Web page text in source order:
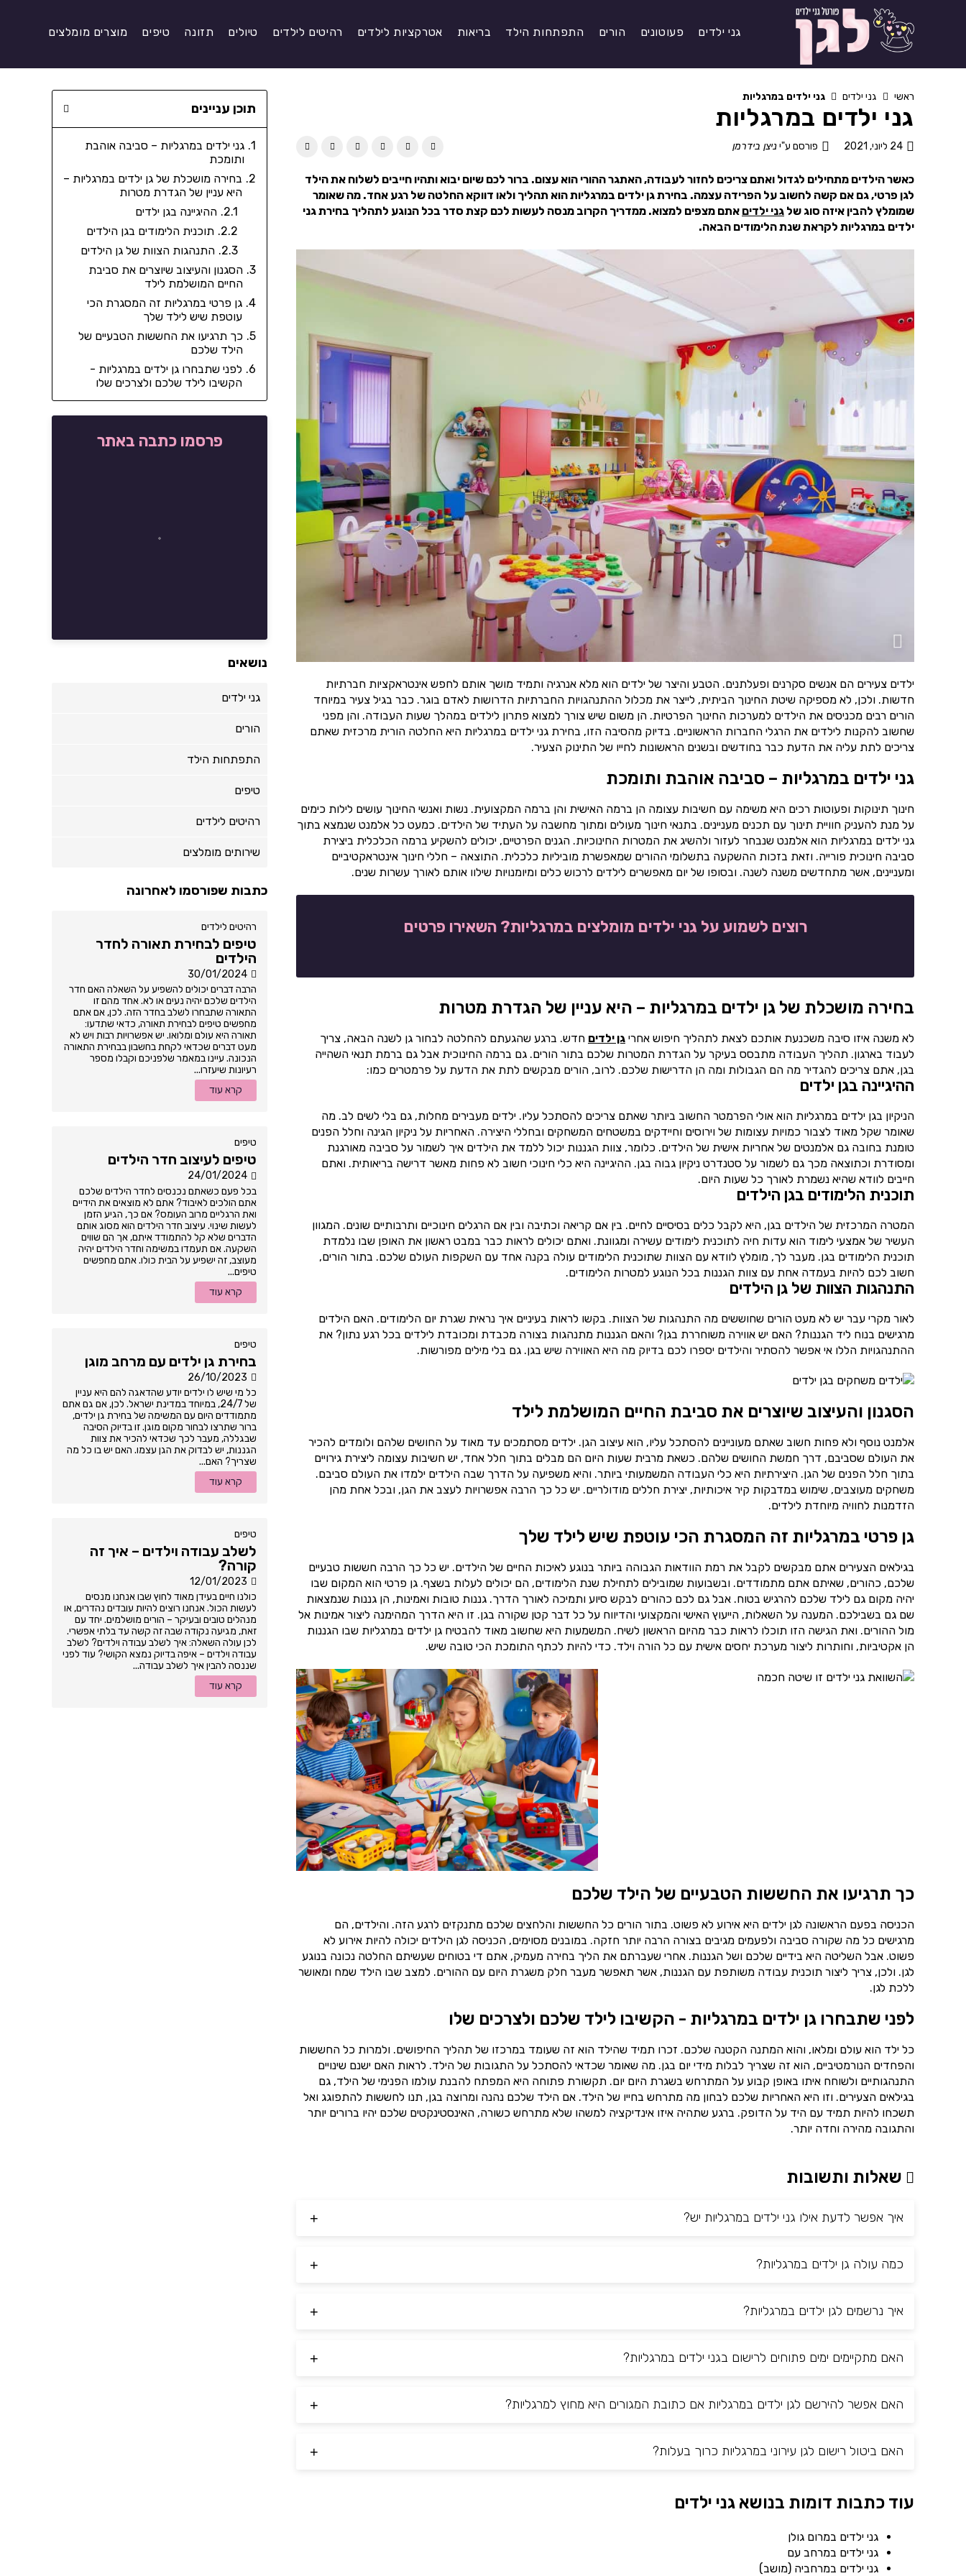
גני ילדים פעוטונים הורים התפתחות הילד בריאות אטרקציות לילדים רהיטים לילדים טיולים תזונה טיפים מוצרים מומלצים
ראשי גני ילדים גני ילדים במרגליות
גני ילדים במרגליות
24 ליוני, 2021 פורסם ע"יניצן בידרמן
כאשר הילדים מתחילים לגדול ואתם צריכים לחזור לעבודה, האתגר ההורי הוא עצום. ברור לכם שיום יבוא ותהיו חייבים לשלוח את הילד
לגן פרטי, גם אם קשה לחשוב על הפרידה עצמה. בחירת גן ילדים במרגליות הוא תהליך ולאו דווקא החלטה של רגע אחד. מה שאומר
שמומלץ להבין איזה סוג של גני ילדים אתם מצפים למצוא. ממדריך הקרוב מנסה לעשות לכם קצת סדר בכל הנוגע לתהליך בחירת גני
ילדים במרגליות לקראת שנת הלימודים הבאה.
ילדים צעירים הם אנשים סקרנים ופעלתנים. הטבע והיצר של ילדים הוא מלא אנרגיה ותמיד מושך אותם לחפש אינטראקציות חברתיות
חדשות. ולכן, לא מספיקה שיטת החינוך הביתית, לייצר את מכלול ההתנהגויות החברתיות הדרושות לאדם בוגר. כבר בגיל צעיר במיוחד
הורים רבים מכניסים את הילדים למערכות החינוך הפרטיות. הן משום שיש צורך למצוא פתרון לילדים במהלך שעות העבודה. והן מפני
שחשוב להקנות לילדים את הרגלי החברות הראשוניים. בדיוק מהסיבה הזו, בחירת גני ילדים במרגליות היא החלטה הורית מרכזית שאתם
צריכים לתת עליה את הדעת כבר בחודשים ובשנים הראשונות לחייו של התינוק הצעיר.
גני ילדים במרגליות – סביבה אוהבת ותומכת
חינוך תינוקות ופעוטות רכים היא משימה עם חשיבות עצומה הן ברמה האישית והן ברמה המקצועית. נשות ואנשי החינוך עושים לילות כימים
על מנת להעניק חוויית תינוך עם תכנים מעניינים. בתנאי חינוך מעולים ומתוך מחשבה על העתיד של הילדים. כמעט כל אלמנט שנמצא בתוך
גני ילדים במרגליות הוא אלמנט שנבחר לעזור ולהשיג את המטרות החינוכיות. הגנים הפרטיים, יכולים להשקיע ברמה הכלכלית ביצירת
סביבה חינוכית פורייה. וזאת בזכות ההשקעה בתשלומי ההורים שמאפשרת מוביליות כלכלית. התוצאה – חללי חינוך אינטראקטיביים
ומעניינים, אשר מתחדשים משנה לשנה. ובסופו של יום מאפשרים לילדים לרכוש כלים ומיומנויות שילוו אותם לאורך עשרות שנים.
רוצים לשמוע על גני ילדים מומלצים במרגליות? השאירו פרטים
בחירה מושכלת של גן ילדים במרגליות – היא עניין של הגדרת מטרות
לא משנה איזו סיבה משכנעת אותכם לצאת לתהליך חיפוש אחרי גן ילדים חדש. ברגע שהגעתם להחלטה לבחור גן לשנה הבאה, צריך
לעבוד בארגון. תהליך העבודה מתבסס בעיקר על הגדרת המטרות שלכם בתור הורים. גם ברמה החינוכית אבל גם ברמת תנאי השהייה
בגן, אתם צריכים להגדיר מה הם הגבולות ומה הן הדרישות שלכם. לרוב, הורים מבקשים לתת את הדעת על פרמטרים כמו:
ההיגיינה בגן ילדים
הניקיון בגן ילדים במרגליות הוא אולי הפרמטר החשוב ביותר שאתם צריכים להסתכל עליו. ילדים מעבירים מחלות, גם בלי לשים לב. מה
שאומר שקל מאוד לצבור כמויות עצומות של וירוסים וחיידקים במשטחים המשחקים ובחללי היצירה. האחריות על ניקיון הגינה וחלל הפנים
טומנת בחובה גם אלמנטים של אחריות אישית של הילדים. כלומר, צוות הגננות יכול ללמד את הילדים איך לשמור על סביבה מאורגנת
ומסודרת וכתוצאה מכך גם לשמור על סטנדרט ניקיון גבוה בגן. ההיגיינה היא כלי חינוכי חשוב לא פחות מאשר דרישה בריאותית. ואתם
חייבים לוודא שהיא נשמרת לאורך כל שעות היום.
תוכנית הלימודים בגן הילדים
המטרה המרכזית של הילדים בגן, היא לקבל כלים בסיסיים לחיים. בין אם קריאה וכתיבה ובין אם הרגלים חינוכיים ותרבותיים שונים. המגוון
העשיר של אמצעי לימוד הוא עדות חיה לתוכנית לימודים עשירה ומגוונת. ואתם יכולים לראות כבר במבט ראשון את האופן שבו נלמדת
תוכנית הלימודים בגן. מעבר לך, מומלץ לוודא עם הצוות שתוכנית הלימודים עולה בקנה אחד עם השקפות העולם שלכם. בתור הורים,
חשוב לכם להיות בעמדה אחת עם צוות הגננות בכל הנוגע למטרות הלימודים.
התנהגות הצוות של גן הילדים
לאור מקרי עבר יש לא מעט הורים שחוששים מה התנהגות של הצוות. בקשו לראות בעיניים איך נראית שגרת יום הלימודים. האם הילדים
מרגישים בנוח ליד הגננות? האם יש אווירה משוחררת בגן? והאם הגננות מתנהגות בצורה מכבדת ומכובדת לילדים בכל רגע נתון? את
ההתנהגויות הללו אי אפשר להסתיר והילדים יספרו לכם בדיוק מה היא האווירה שיש בגן. גם בלי מילים מפורשות.
הסגנון והעיצוב שיוצרים את סביבת החיים המושלמת לילד
אלמנט נוסף ולא פחות חשוב שאתם מעוניינים להסתכל עליו, הוא עיצוב הגן. ילדים מסתמכים עד מאוד על החושים שלהם ולומדים להכיר
את העולם שסביבם, דרך חמשת החושים שלהם. כשאת מרבית שעות היום הם מבלים בתוך חלל אחד, יש חשיבות עצומה ליצירת גירויים
בתוך חלל הפנים של הגן. היצירתיות היא כלי העבודה המשמעותי ביותר. והיא משפיעה על הדרך שבה הילדים ילמדו את העולם סביבם.
משחקים מעוצבים, שימוש במדבקות קיר איכותיות, יצירת חללים מודולריים. יש כל כך הרבה אפשרויות לעצב את הגן, ובכל אחת מהן
הזדמנות לחוויה מיוחדת לילדים.
גן פרטי במרגליות זה המסגרת הכי עוטפת שיש לילד שלך
בגילאים הצעירים אתם מבקשים לקבל את רמת הוודאות הגבוהה ביותר בנוגע לאיכות החיים של הילדים. יש כל כך הרבה חששות טבעיים
שלכם, כהורים, שאיתם אתם מתמודדים. ובשבועות שמובילים לתחילת שנת הלימודים, הם יכולים לעלות בשצף. גן פרטי הוא המקום שבו
יהיה מקום גם לילד שלכם להרגיש בטוח. אבל גם לכם כהורים לבקש סיוע ותמיכה לאורך הדרך. גננות טובות ואמינות, הן גננות שנמצאות
שם גם בשבילכם. המענה על השאלות, הייעוץ האישי והמקצועי והדיווח על כל דבר קטן שקורה בגן. זו היא הדרך המהימנה ליצור אמינות אל
מול ההורים. ואת הגישה הזו תוכלו לראות כבר מהיום הראשון לשיח. המשמעות היא שחשוב מאוד להבטיח גן ילדים במרגליות שבו הגננות
הן אקטיביות, וחותרות ליצור מערכת יחסים אישית עם כל הורה וילד. כדי להיות לכתף התומכת הכי טובה שיש.
כך תרגיעו את החששות הטבעיים של הילד שלכם
הכניסה בפעם הראשונה לגן ילדים היא אירוע לא פשוט. בתור הורים כל החששות והלחצים שלכם מתנקזים לרגע הזה. והילדים, הם
מרגישים כל מה שקורה סביבה ולפעמים מגיבים בצורה הרבה יותר חזקה. במובנים מסוימים, הכניסה לגן הילדים יכולה להיות אירוע לא
פשוט. אבל השליטה היא בידיים שלכם ושל הגננות. אחרי שעברתם את הליך בחירה מעמיק, אתם די בטוחים שעשיתם החלטה נכונה בנוגע
לגן. ולכן, צריך ליצור תוכנית עבודה משותפת עם הגננות, אשר תאפשר מעבר חלק משגרת היום עם ההורים. למצב שבו הילד שמח ומאושר
ללכת לגן.
לפני שתבחרו גן ילדים במרגליות - הקשיבו לילד שלכם ולצרכים שלו
כל ילד הוא עולם ומלאו, והוא המתנה הקטנה שלכם. זכרו תמיד שהילד הוא זה שעומד במרכזו של תהליך החיפושים. ולמרות כל החששות
והפחדים הנורמטיביים, הוא זה שצריך לבלות מידי יום בגן. מה שאומר שכדאי להסתכל על התגובות של הילד. לראות האם ישנם שינויים
התנהגותיים ולשוחח איתו באופן קבוע על המתרחש בשגרת היום יום. תקשורת פתוחה היא המפתח להבנת עולמו הפנימי של הילד, גם
בגילאים הצעירים. וזו היא האחריות שלכם לבחון מה מתרחש בחייו של הילד. אם הילד שלכם נהנה ומרוצה בגן, תנו לחששות להתפוגג ואל
תשכחו להיות תמיד עם היד על הדופק. ברגע שתהיה איזו אינדיקציה למשהו שלא מתרחש כשורה, האינסטינקטים שלכם יהיו ברורים יותר
והתגובה מהירה וחדה יותר.
שאלות ותשובות
איך אפשר לדעת אילו גני ילדים במרגליות יש?
כמה עולה גן ילדים במרגליות?
איך נרשמים לגן ילדים במרגליות?
האם מתקיימים ימים פתוחים לרישום בגני ילדים במרגליות?
האם אפשר להירשם לגן ילדים במרגליות אם כתובת המגורים היא מחוץ למרגליות?
האם ביטול רישום לגן עירוני במרגליות כרוך בעלות?
עוד כתבות דומות בנושא גני ילדים
גני ילדים במרום גולן
גני ילדים במרחב עם
גני ילדים במרחביה (מושב)
תוכן עניינים
גני ילדים במרגליות – סביבה אוהבת
ותומכת
בחירה מושכלת של גן ילדים במרגליות –
היא עניין של הגדרת מטרות
ההיגיינה בגן ילדים
תוכנית הלימודים בגן הילדים
התנהגות הצוות של גן הילדים
הסגנון והעיצוב שיוצרים את סביבת
החיים המושלמת לילד
גן פרטי במרגליות זה המסגרת הכי
עוטפת שיש לילד שלך
כך תרגיעו את החששות הטבעיים של
הילד שלכם
לפני שתבחרו גן ילדים במרגליות -
הקשיבו לילד שלכם ולצרכים שלו
פרסמו כתבה באתר
נושאים
גני ילדים
הורים
התפתחות הילד
טיפים
רהיטים לילדים
שירותים מומלצים
כתבות שפורסמו לאחרונה
רהיטים לילדים
טיפים לבחירת תאורה לחדר
הילדים
30/01/2024
הרבה דברים יכולים להשפיע על השאלה האם חדר
הילדים שלכם יהיה נעים או לא. אחד מהם זו
התאורה שתבחרו לשלב בחדר הזה. לכן, אם אתם
מחפשים טיפים לבחירת תאורה, כדאי שתדעו:
תאורה היא עולם ומלואו. יש אפשרויות רבות ויש לא
מעט דברים שכדאי לקחת בחשבון בבחירת התאורה
הנכונה. עיינו במאמר שלפניכם וקבלו מספר
רעיונות שיעזרו...
קרא עוד
טיפים
טיפים לעיצוב חדר הילדים
24/01/2024
בכל פעם כשאתם נכנסים לחדר הילדים שלכם
אתם הולכים לאיבוד? אתם לא מוצאים את הידיים
ואת הרגליים מרוב העומס? אם כך, הגיע הזמן
לעשות שינוי. עיצוב חדר הילדים הוא מסוג אותם
הדברים שלא קל להתמודד איתם, אך הם שווים
השקעה. אם תעמדו במשימה וחדר הילדים יהיה
מעוצב, זה ישפיע על הבית כולו. אתם מחפשים
טיפים...
קרא עוד
טיפים
בחירת גן ילדים עם מרחב מוגן
26/10/2023
כל מי שיש לו ילדים יודע שהדאגה להם היא עניין
של 24/7, במיוחד במדינת ישראל. לכן, אם גם אתם
מתמודדים היום עם המשימה של בחירת גן ילדים,
ברור שתרצו לבחור מקום מוגן. זו בדיוק הסיבה
שבגללה, מעבר לכך שכדאי להכיר את צוות
הגננות, יש לבדוק את הגן עצמו. האם יש בו כל מה
שצריך? האם...
קרא עוד
טיפים
לשלב עבודה וילדים – איך זה
קורה?
12/01/2023
כולנו חיים בעידן מאוד לחוץ שבו אנחנו מנסים
לעשות הכול. אנחנו רוצים להיות עובדים נהדרים, או
מנהלים טובים ובעיקר – הורים מושלמים. יחד עם
זאת, מגיעה נקודה שבה זה קשה עד בלתי אפשרי.
לכן עולה השאלה: איך לשלב עבודה וילדים? לשלב
עבודה וילדים – איפה בדיוק נמצא הקושי? עוד לפני
שננסה להבין איך לשלב עבודה...
קרא עוד